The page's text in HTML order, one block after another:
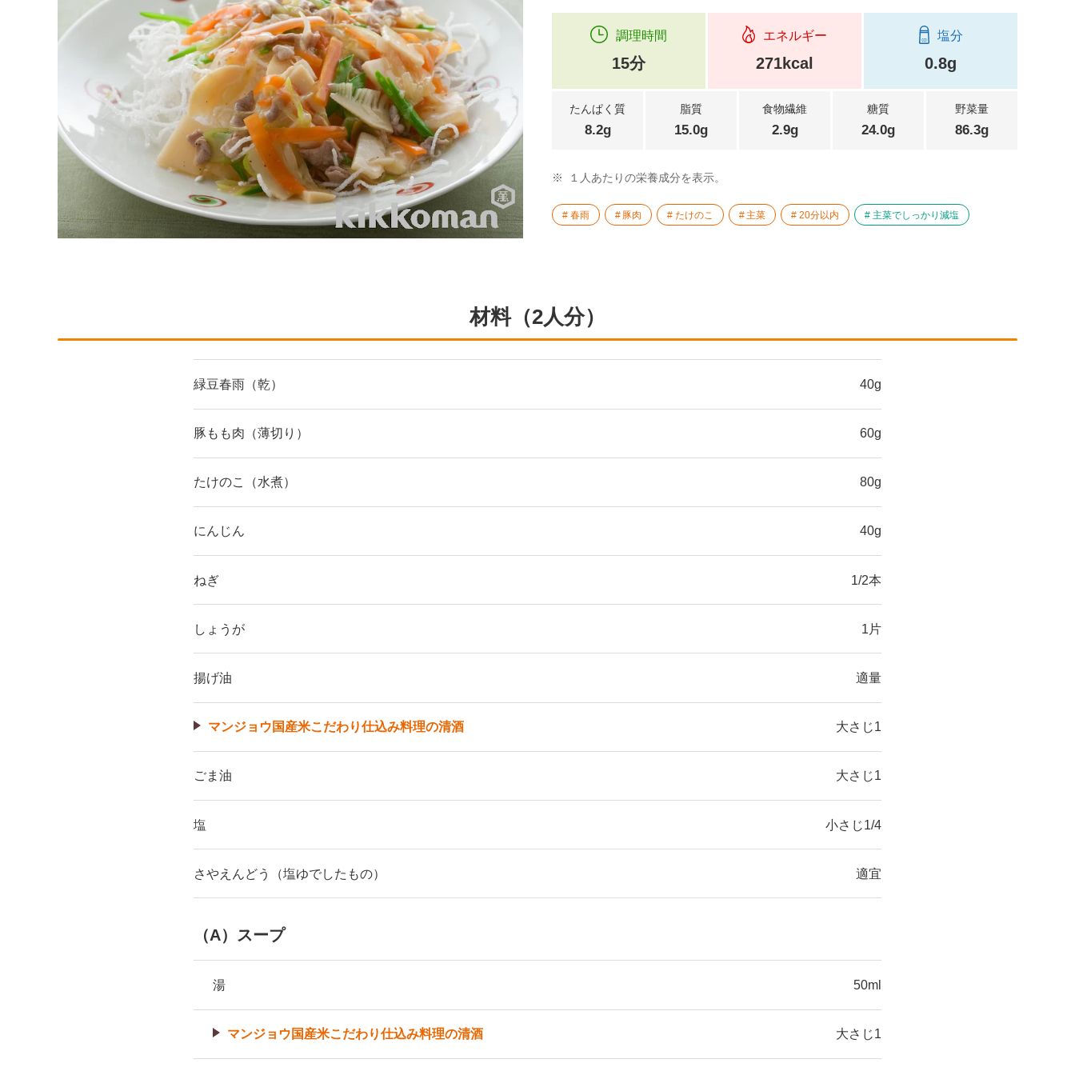
調理時間
15分
エネルギー
271kcal
塩分
0.8g
たんぱく質
8.2g
脂質
15.0g
食物繊維
2.9g
糖質
24.0g
野菜量
86.3g
※ １人あたりの栄養成分を表示。
春雨 豚肉 たけのこ 主菜 20分以内 主菜でしっかり減塩
材料（2人分）
緑豆春雨（乾） 40g
豚もも肉（薄切り） 60g
たけのこ（水煮） 80g
にんじん 40g
ねぎ 1/2本
しょうが 1片
揚げ油 適量
マンジョウ国産米こだわり仕込み料理の清酒 大さじ1
ごま油 大さじ1
塩 小さじ1/4
さやえんどう（塩ゆでしたもの） 適宜
（A）スープ
湯 50ml
マンジョウ国産米こだわり仕込み料理の清酒 大さじ1